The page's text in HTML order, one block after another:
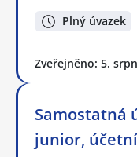
Plný úvazek
Zveřejněno: 5.
Samostatná
junior,